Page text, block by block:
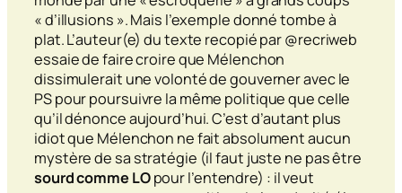
« d’illusions ». Mais l’exemple donné tombe à
plat. L’auteur(e) du texte recopié par @recriweb
essaie de faire croire que Mélenchon
dissimulerait une volonté de gouverner avec le
PS pour poursuivre la même politique que celle
qu’il dénonce aujourd’hui. C’est d’autant plus
idiot que Mélenchon ne fait absolument aucun
mystère de sa stratégie (il faut juste ne pas être
sourd comme LOpour l’entendre) : il veut